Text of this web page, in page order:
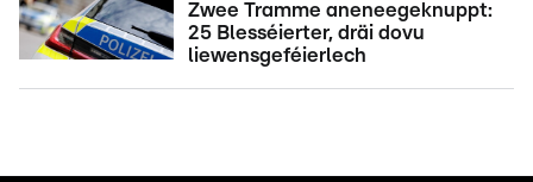
Zwee Tramme aneneegeknuppt:
25 Blesséierter, dräi dovu
liewensgeféierlech